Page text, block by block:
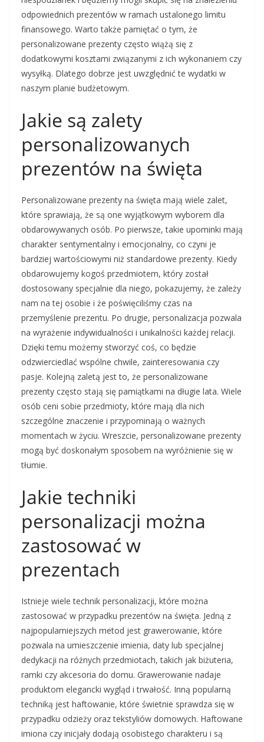
odpowiednich prezentów w ramach ustalonego limitu
finansowego. Warto także pamiętać o tym, że
personalizowane prezenty często wiążą się z
dodatkowymi kosztami związanymi z ich wykonaniem czy
wysyłką. Dlatego dobrze jest uwzględnić te wydatki w
naszym planie budżetowym.
Jakie są zalety
personalizowanych
prezentów na święta
Personalizowane prezenty na święta mają wiele zalet,
które sprawiają, że są one wyjątkowym wyborem dla
obdarowywanych osób. Po pierwsze, takie upominki mają
charakter sentymentalny i emocjonalny, co czyni je
bardziej wartościowymi niż standardowe prezenty. Kiedy
obdarowujemy kogoś przedmiotem, który został
dostosowany specjalnie dla niego, pokazujemy, że zależy
nam na tej osobie i że poświęciliśmy czas na
przemyślenie prezentu. Po drugie, personalizacja pozwala
na wyrażenie indywidualności i unikalności każdej relacji.
Dzięki temu możemy stworzyć coś, co będzie
odzwierciedlać wspólne chwile, zainteresowania czy
pasje. Kolejną zaletą jest to, że personalizowane
prezenty często stają się pamiątkami na długie lata. Wiele
osób ceni sobie przedmioty, które mają dla nich
szczególne znaczenie i przypominają o ważnych
momentach w życiu. Wreszcie, personalizowane prezenty
mogą być doskonałym sposobem na wyróżnienie się w
tłumie.
Jakie techniki
personalizacji można
zastosować w
prezentach
Istnieje wiele technik personalizacji, które można
zastosować w przypadku prezentów na święta. Jedną z
najpopularniejszych metod jest grawerowanie, które
pozwala na umieszczenie imienia, daty lub specjalnej
dedykacji na różnych przedmiotach, takich jak biżuteria,
ramki czy akcesoria do domu. Grawerowanie nadaje
produktom elegancki wygląd i trwałość. Inną popularną
techniką jest haftowanie, które świetnie sprawdza się w
przypadku odzieży oraz tekstyliów domowych. Haftowane
imiona czy inicjały dodają osobistego charakteru i są